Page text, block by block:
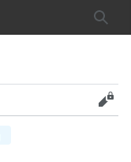
搜索
查看